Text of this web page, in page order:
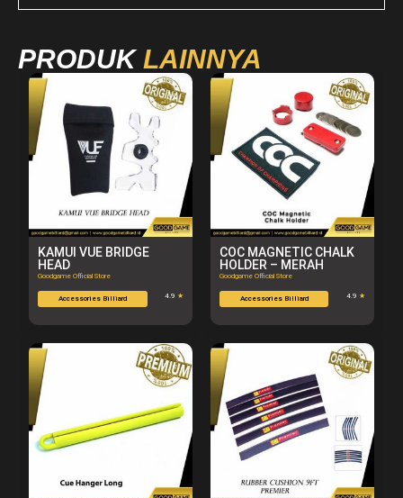
PRODUK LAINNYA
KAMUI VUE BRIDGE
HEAD
Goodgame Official Store
Accessories Billiard 4.9 ★
COC MAGNETIC CHALK
HOLDER – MERAH
Goodgame Official Store
Accessories Billiard 4.9 ★